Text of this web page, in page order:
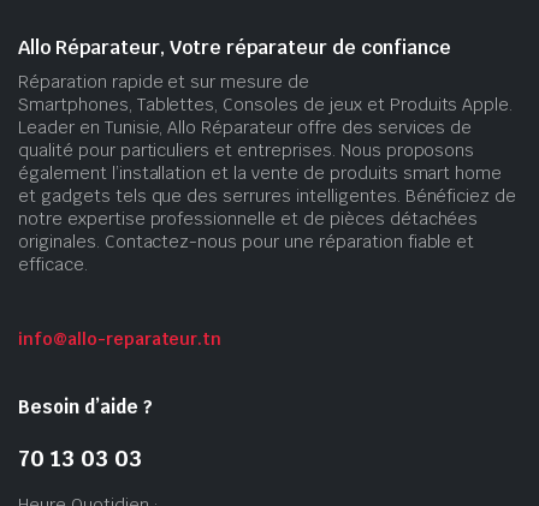
Allo Réparateur, Votre réparateur de confiance
Réparation rapide et sur mesure de
Smartphones, Tablettes, Consoles de jeux et Produits Apple.
Leader en Tunisie, Allo Réparateur offre des services de
qualité pour particuliers et entreprises. Nous proposons
également l’installation et la vente de produits smart home
et gadgets tels que des serrures intelligentes. Bénéficiez de
notre expertise professionnelle et de pièces détachées
originales. Contactez-nous pour une réparation fiable et
efficace.
info@allo-reparateur.tn
Besoin d’aide ?
70 13 03 03